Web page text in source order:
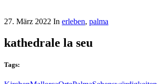
27. März 2022 In erleben, palma
kathedrale la seu
Tags: